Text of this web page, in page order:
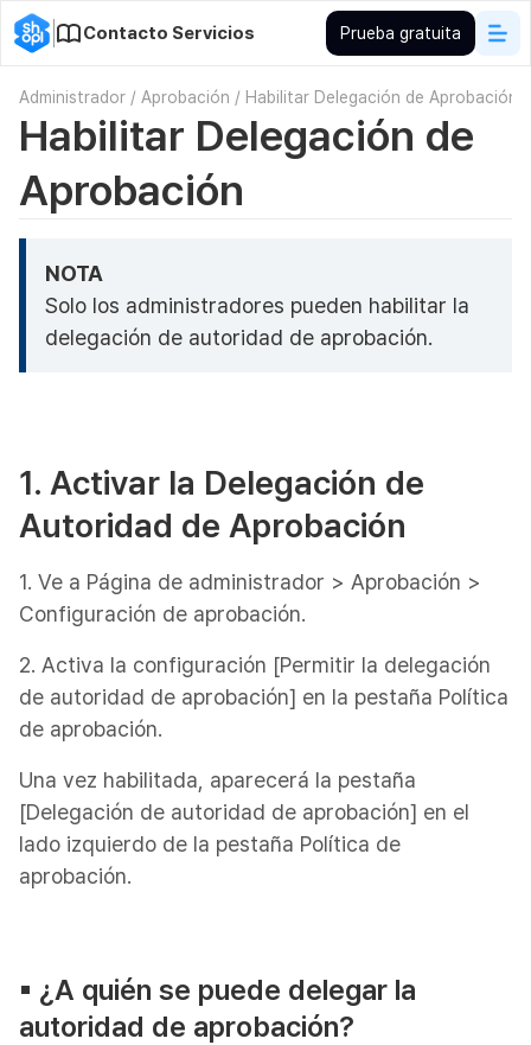
Contacto Servicios Prueba gratuita
Administrador / Aprobación / Habilitar Delegación de Aprobación
Habilitar Delegación de
Aprobación
NOTA
Solo los administradores pueden habilitar la
delegación de autoridad de aprobación.
1. Activar la Delegación de
Autoridad de Aprobación
1. Ve a Página de administrador > Aprobación >
Configuración de aprobación.
2. Activa la configuración [Permitir la delegación
de autoridad de aprobación] en la pestaña Política
de aprobación.
Una vez habilitada, aparecerá la pestaña
[Delegación de autoridad de aprobación] en el
lado izquierdo de la pestaña Política de
aprobación.
▪︎ ¿A quién se puede delegar la
autoridad de aprobación?